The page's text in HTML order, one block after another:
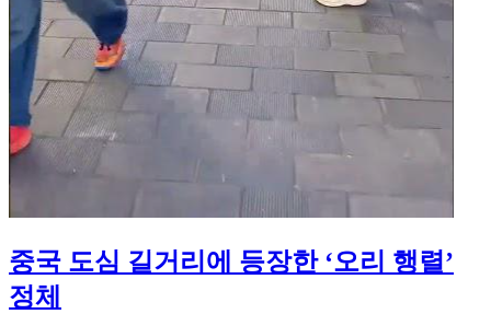
중국 도심 길거리에 등장한 ‘오리 행렬’
정체